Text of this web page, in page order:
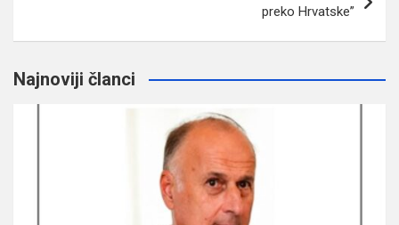
preko Hrvatske”
Najnoviji članci